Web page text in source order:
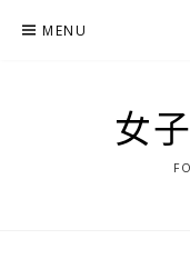
MENU
女